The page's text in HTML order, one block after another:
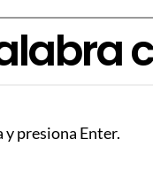
y presiona Enter.